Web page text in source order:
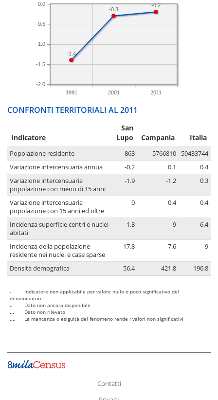
1991 2001 2011
-2.0
-1.5
-1.0
-0.5
0.0 -0.2
-0.3
-1.4
CONFRONTI TERRITORIALI AL 2011
Indicatore
San
Lupo
Campania Italia
Popolazione residente 863 5766810
59433744
Variazione intercensuaria annua
-0.2 0.1
0.4
Variazione intercensuaria
popolazione con meno di 15 anni
-1.9 -1.2 0.3
Variazione intercensuaria
popolazione con 15 anni ed oltre
0 0.4 0.4
Incidenza superficie centri e nuclei
abitati
1.8 9 6.4
Incidenza della popolazione
residente nei nuclei e case sparse
17.8 7.6 9
Densità demografica 56.4 421.8 196.8
-
Indicatore non applicabile per valore nullo o poco significativo del
denominatore
..
Dato non ancora disponibile
...
Dato non rilevato
....
La mancanza o esiguità del fenomeno rende i valori non significativi
Contatti